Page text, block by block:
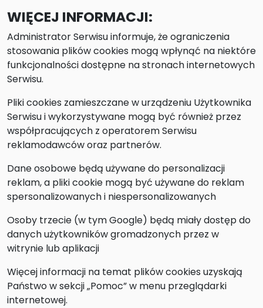
WIĘCEJ INFORMACJI:
Administrator Serwisu informuje, że ograniczenia
stosowania plików cookies mogą wpłynąć na niektóre
funkcjonalności dostępne na stronach internetowych
Serwisu.
Pliki cookies zamieszczane w urządzeniu Użytkownika
Serwisu i wykorzystywane mogą być również przez
współpracujących z operatorem Serwisu
reklamodawców oraz partnerów.
Dane osobowe będą używane do personalizacji
reklam, a pliki cookie mogą być używane do reklam
spersonalizowanych i niespersonalizowanych
Osoby trzecie (w tym Google) będą miały dostęp do
danych użytkowników gromadzonych przez w
witrynie lub aplikacji
Więcej informacji na temat plików cookies uzyskają
Państwo w sekcji „Pomoc” w menu przeglądarki
internetowej.